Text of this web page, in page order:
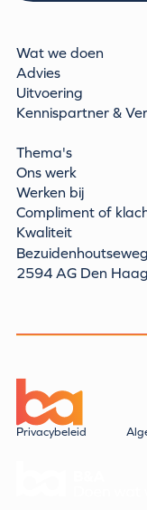
Wat we doen
Advies
Uitvoering
Kennispartner &
Thema's
Ons werk
Werken bij
Compliment of
Kwaliteit
2594 AG Den Haag
Privacybeleid